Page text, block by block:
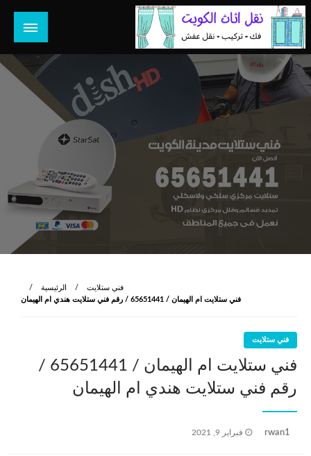
التخطي
إلى
المحتوى
هل تبحث
هل تبحث عن أفضل خدمات بالكويت؟ خدمة فك نقل تركيب صيانة
تصليح جميع الخدمات المنزلية في الكويت
الرئيسية
فني ستلايت
فني ستلايت ام الهيمان / 65651441 / رقم فني ستلايت هندي ام الهيمان
فني ستلايت
فني ستلايت ام الهيمان / 65651441 /
رقم فني ستلايت هندي ام الهيمان
rwan1
نُشر
فبراير 9, 2021